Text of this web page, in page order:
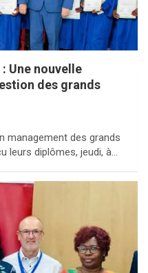
Une nouvelle
des grands
management des grands
leurs diplômes, jeudi, à…